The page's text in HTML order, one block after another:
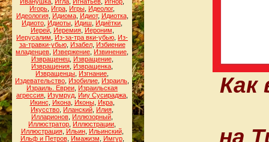
Игорь Игра Игры Идеолог,
Идеология, Идиома, Идиот, Идиотка,
Идиото Идиоты Идиш Идиётки
Иерей, Иеремия, Иероним
Иерусалим
Из-за-тра вки-убью Из-
за-травки-убью, Изабел, Избиение
младенцев Извержение Извинение
Извращенец, Извращение,
Извращения Извращенка
Извращенцы Изгнание
Издевательство Изобилие Израиль
Израиль. Евреи Израильская
агрессия Изумруд Ииу Сусираджа
Икинс
Икона, Иконы, Икра,
Икусство Иланский Илия
Илларионов Иллюзорный
Иллюстратор Иллюстрации
Иллюстрация, Ильин, Ильинский,
Ильф и Петров, Имажизм Имгур,
Как
на